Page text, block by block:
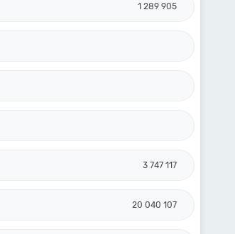
1 289 905
3 747 117
20 040 107